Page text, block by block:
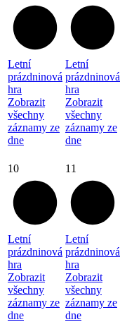
Letní
prázdninová
hra
Zobrazit
všechny
záznamy ze
dne
Letní
prázdninová
hra
Zobrazit
všechny
záznamy ze
dne
10
Letní
prázdninová
hra
Zobrazit
všechny
záznamy ze
dne
11
Letní
prázdninová
hra
Zobrazit
všechny
záznamy ze
dne